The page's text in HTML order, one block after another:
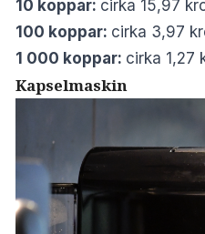
10 koppar: cirka 15,97
100 koppar: cirka 3,97
1 000 koppar: cirka 1,27
Kapselmaskin